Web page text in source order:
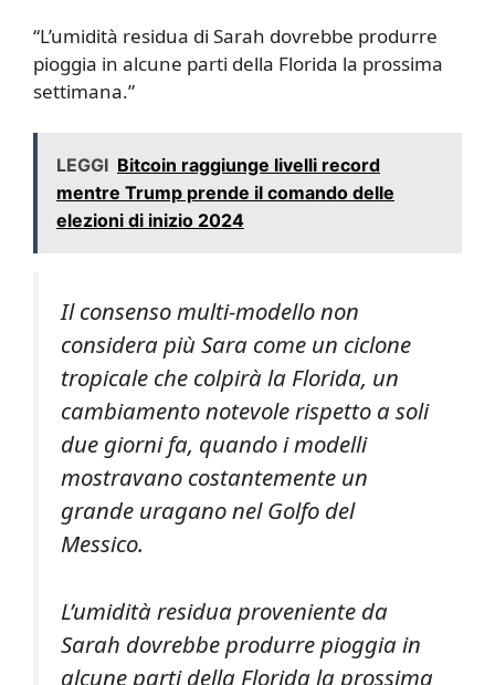
“L’umidità residua di Sarah dovrebbe produrre
pioggia in alcune parti della Florida la prossima
settimana.”
LEGGI Bitcoin raggiunge livelli record
mentre Trump prende il comando delle
elezioni di inizio 2024
Il consenso multi-modello non
considera più Sara come un ciclone
tropicale che colpirà la Florida, un
cambiamento notevole rispetto a soli
due giorni fa, quando i modelli
mostravano costantemente un
grande uragano nel Golfo del
Messico.
L’umidità residua proveniente da
Sarah dovrebbe produrre pioggia in
alcune parti della Florida la prossima